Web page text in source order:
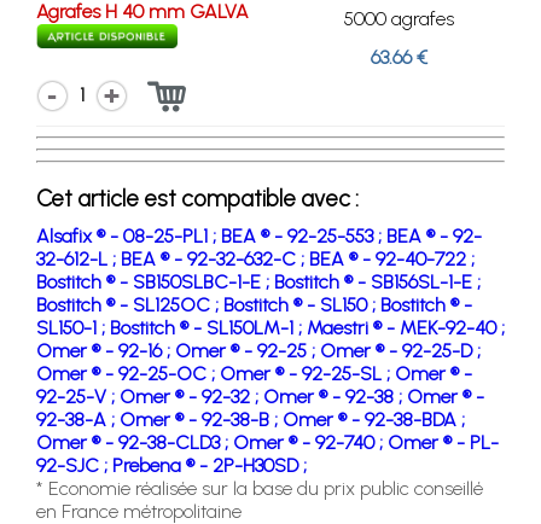
Agrafes H 40 mm GALVA
5000 agrafes
63.66 €
1
Cet article est compatible avec :
Alsafix ® - 08-25-PL1 ; BEA ® - 92-25-553 ; BEA ® - 92-
32-612-L ; BEA ® - 92-32-632-C ; BEA ® - 92-40-722 ;
Bostitch ® - SB150SLBC-1-E ; Bostitch ® - SB156SL-1-E ;
Bostitch ® - SL125OC ; Bostitch ® - SL150 ; Bostitch ® -
SL150-1 ; Bostitch ® - SL150LM-1 ; Maestri ® - MEK-92-40 ;
Omer ® - 92-16 ; Omer ® - 92-25 ; Omer ® - 92-25-D ;
Omer ® - 92-25-OC ; Omer ® - 92-25-SL ; Omer ® -
92-25-V ; Omer ® - 92-32 ; Omer ® - 92-38 ; Omer ® -
92-38-A ; Omer ® - 92-38-B ; Omer ® - 92-38-BDA ;
Omer ® - 92-38-CLD3 ; Omer ® - 92-740 ; Omer ® - PL-
92-SJC ; Prebena ® - 2P-H30SD ;
* Economie réalisée sur la base du prix public conseillé
en France métropolitaine